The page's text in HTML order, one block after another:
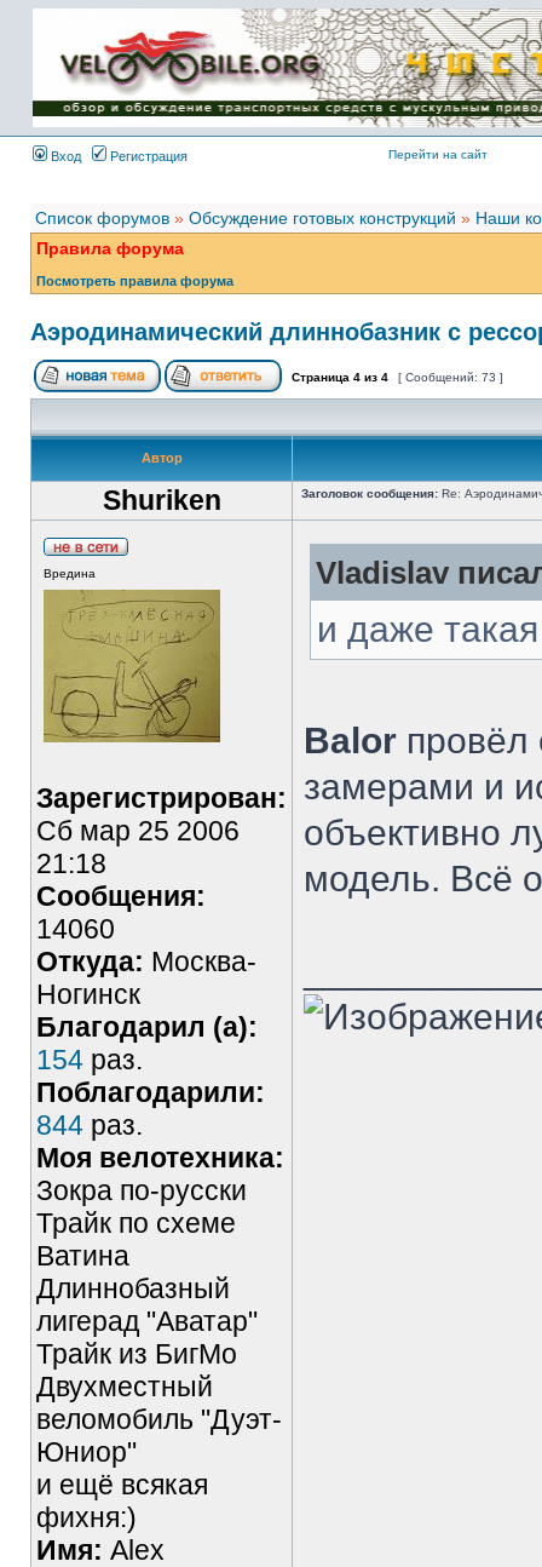
Имя пользователя:
Пароль:
{ LOG_ME_IN_SHORT
}
Вход
Регистрация Перейти на сайт
Список форумов » Обсуждение готовых конструкций » Наши
Правила форума
Посмотреть правила форума
Аэродинамический длиннобазник с
Страница 4 из 4 [ Сообщений: 73 ]
Автор
Shuriken Заголовок сообщения: Re:
Вредина
Зарегистрирован:
Сб мар 25 2006
21:18
Сообщения:
14060
Откуда: Москва-
Ногинск
Благодарил (а):
154 раз.
Поблагодарили:
844 раз.
Моя велотехника:
Зокра по-русски
Трайк по схеме
Ватина
Длиннобазный
лигерад "Аватар"
Трайк из БигМо
Двухместный
веломобиль "Дуэт-
Юниор"
и ещё всякая
фихня:)
Имя: Alex
Vladislav
и даже такая
Balor провёл
замерами и
объективно
модель. Всё